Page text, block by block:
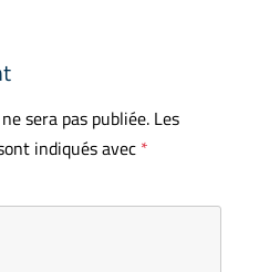
sera pas publiée. Les
indiqués avec *